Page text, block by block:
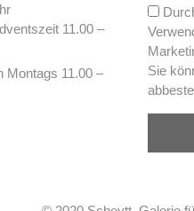
11.00 –
Montags 11.00 –
Sie